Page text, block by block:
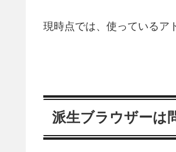
現時点では、使っているア
派生ブラウザーは